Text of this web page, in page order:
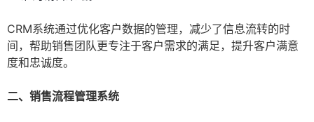
CRM系统通过优化客户数据的管理，减少了信息流转的时
间，帮助销售团队更专注于客户需求的满足，提升客户满意
度和忠诚度。
二、销售流程管理系统